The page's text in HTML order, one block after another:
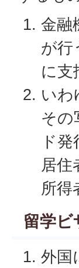
金融
が行
に支
いわ
その
ド
居住
所得
留学ビ
外国